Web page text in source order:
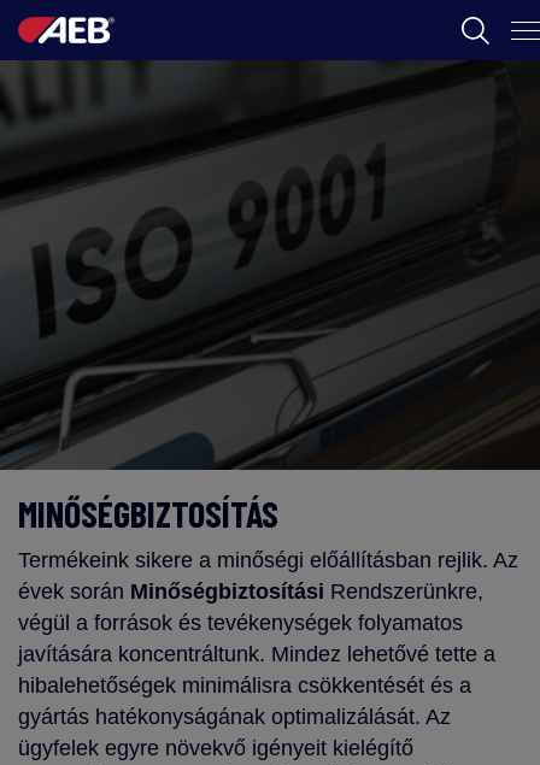
BORÁSZAT
FOOD
AEB ACADEMY
HU
MINŐSÉGBIZTOSÍTÁS
Termékeink sikere a minőségi előállításban rejlik. Az
évek során Minőségbiztosítási Rendszerünkre,
végül a források és tevékenységek folyamatos
javítására koncentráltunk. Mindez lehetővé tette a
hibalehetőségek minimálisra csökkentését és a
gyártás hatékonyságának optimalizálását. Az
ügyfelek egyre növekvő igényeit kielégítő